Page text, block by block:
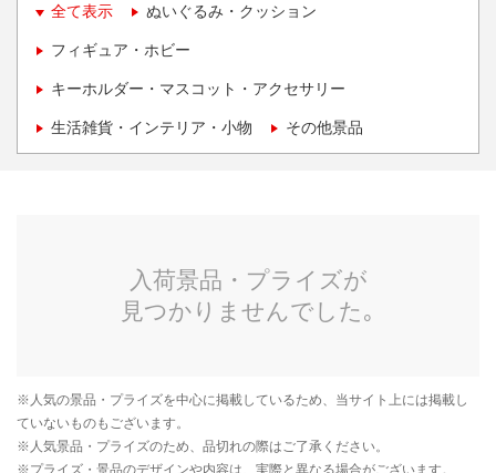
全て表示 ぬいぐるみ・クッション
フィギュア・ホビー
キーホルダー・マスコット・アクセサリー
生活雑貨・インテリア・小物 その他景品